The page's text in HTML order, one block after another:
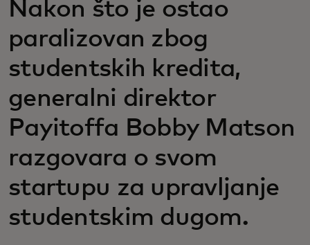
Nakon što je ostao
paralizovan zbog
studentskih kredita,
generalni direktor
Payitoffa Bobby Matson
razgovara o svom
startupu za upravljanje
studentskim dugom.